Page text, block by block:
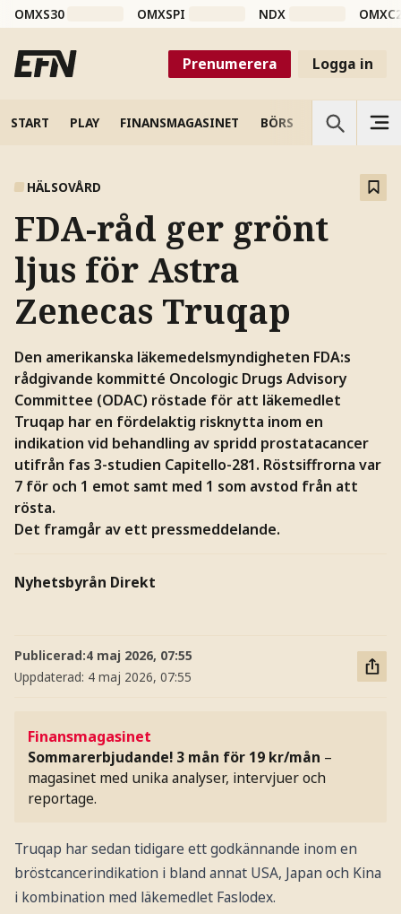
OMXS30 OMXSPI NDX
Prenumerera Logga in
START PLAY FINANSMAGASINET BÖRS VETENSKAP
HÄLSOVÅRD
FDA-råd ger grönt
ljus för Astra
Zenecas Truqap
Den amerikanska läkemedelsmyndigheten FDA:s
rådgivande kommitté Oncologic Drugs Advisory
Committee (ODAC) röstade för att läkemedlet
Truqap har en fördelaktig risknytta inom en
indikation vid behandling av spridd prostatacancer
utifrån fas 3-studien Capitello-281. Röstsiffrorna var
7 för och 1 emot samt med 1 som avstod från att
rösta.
Det framgår av ett pressmeddelande.
Nyhetsbyrån Direkt
Publicerad:4 maj 2026, 07:55
Uppdaterad: 4 maj 2026, 07:55
Finansmagasinet
Sommarerbjudande! 3 mån för 19 kr/mån –
magasinet med unika analyser, intervjuer och
reportage.
Truqap har sedan tidigare ett godkännande inom en
bröstcancerindikation i bland annat USA, Japan och Kina
i kombination med läkemedlet Faslodex.